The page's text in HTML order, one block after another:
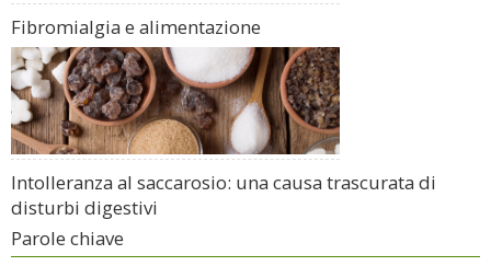
Fibromialgia e alimentazione
Intolleranza al saccarosio: una causa trascurata di
disturbi digestivi
Parole chiave